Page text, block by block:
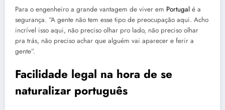
Para o engenheiro a grande vantagem de viver em Portugal é a
segurança. “A gente não tem esse tipo de preocupação aqui. Acho
incrível isso aqui, não preciso olhar pro lado, não preciso olhar
pra trás, não preciso achar que alguém vai aparecer e ferir a
gente”.
Facilidade legal na hora de se
naturalizar português